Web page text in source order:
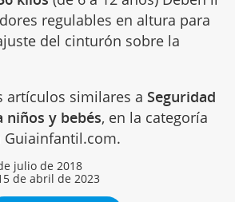
regulables en altura para
del cinturón sobre la
artículos similares a Seguridad
niños y bebés, en la categoría
Guiainfantil.com.
julio de 2018
de abril de 2023